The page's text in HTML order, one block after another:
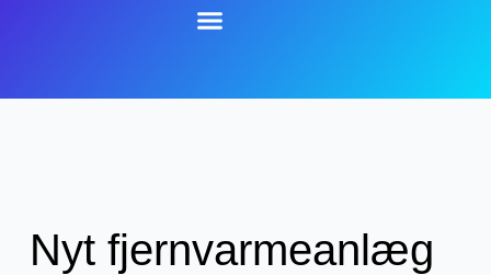
Nyt fjernvarmeanlæg